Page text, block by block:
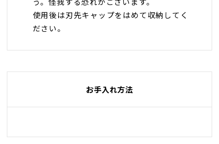
使用後は刃先キャップをはめて収納してく
ださい。
お手入れ方法